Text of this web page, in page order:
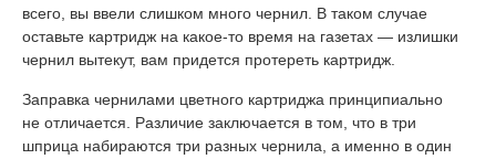
всего, вы ввели слишком много чернил. В таком случае
оставьте картридж на какое-то время на газетах — излишки
чернил вытекут, вам придется протереть картридж.
Заправка чернилами цветного картриджа принципиально
не отличается. Различие заключается в том, что в три
шприца набираются три разных чернила, а именно в один